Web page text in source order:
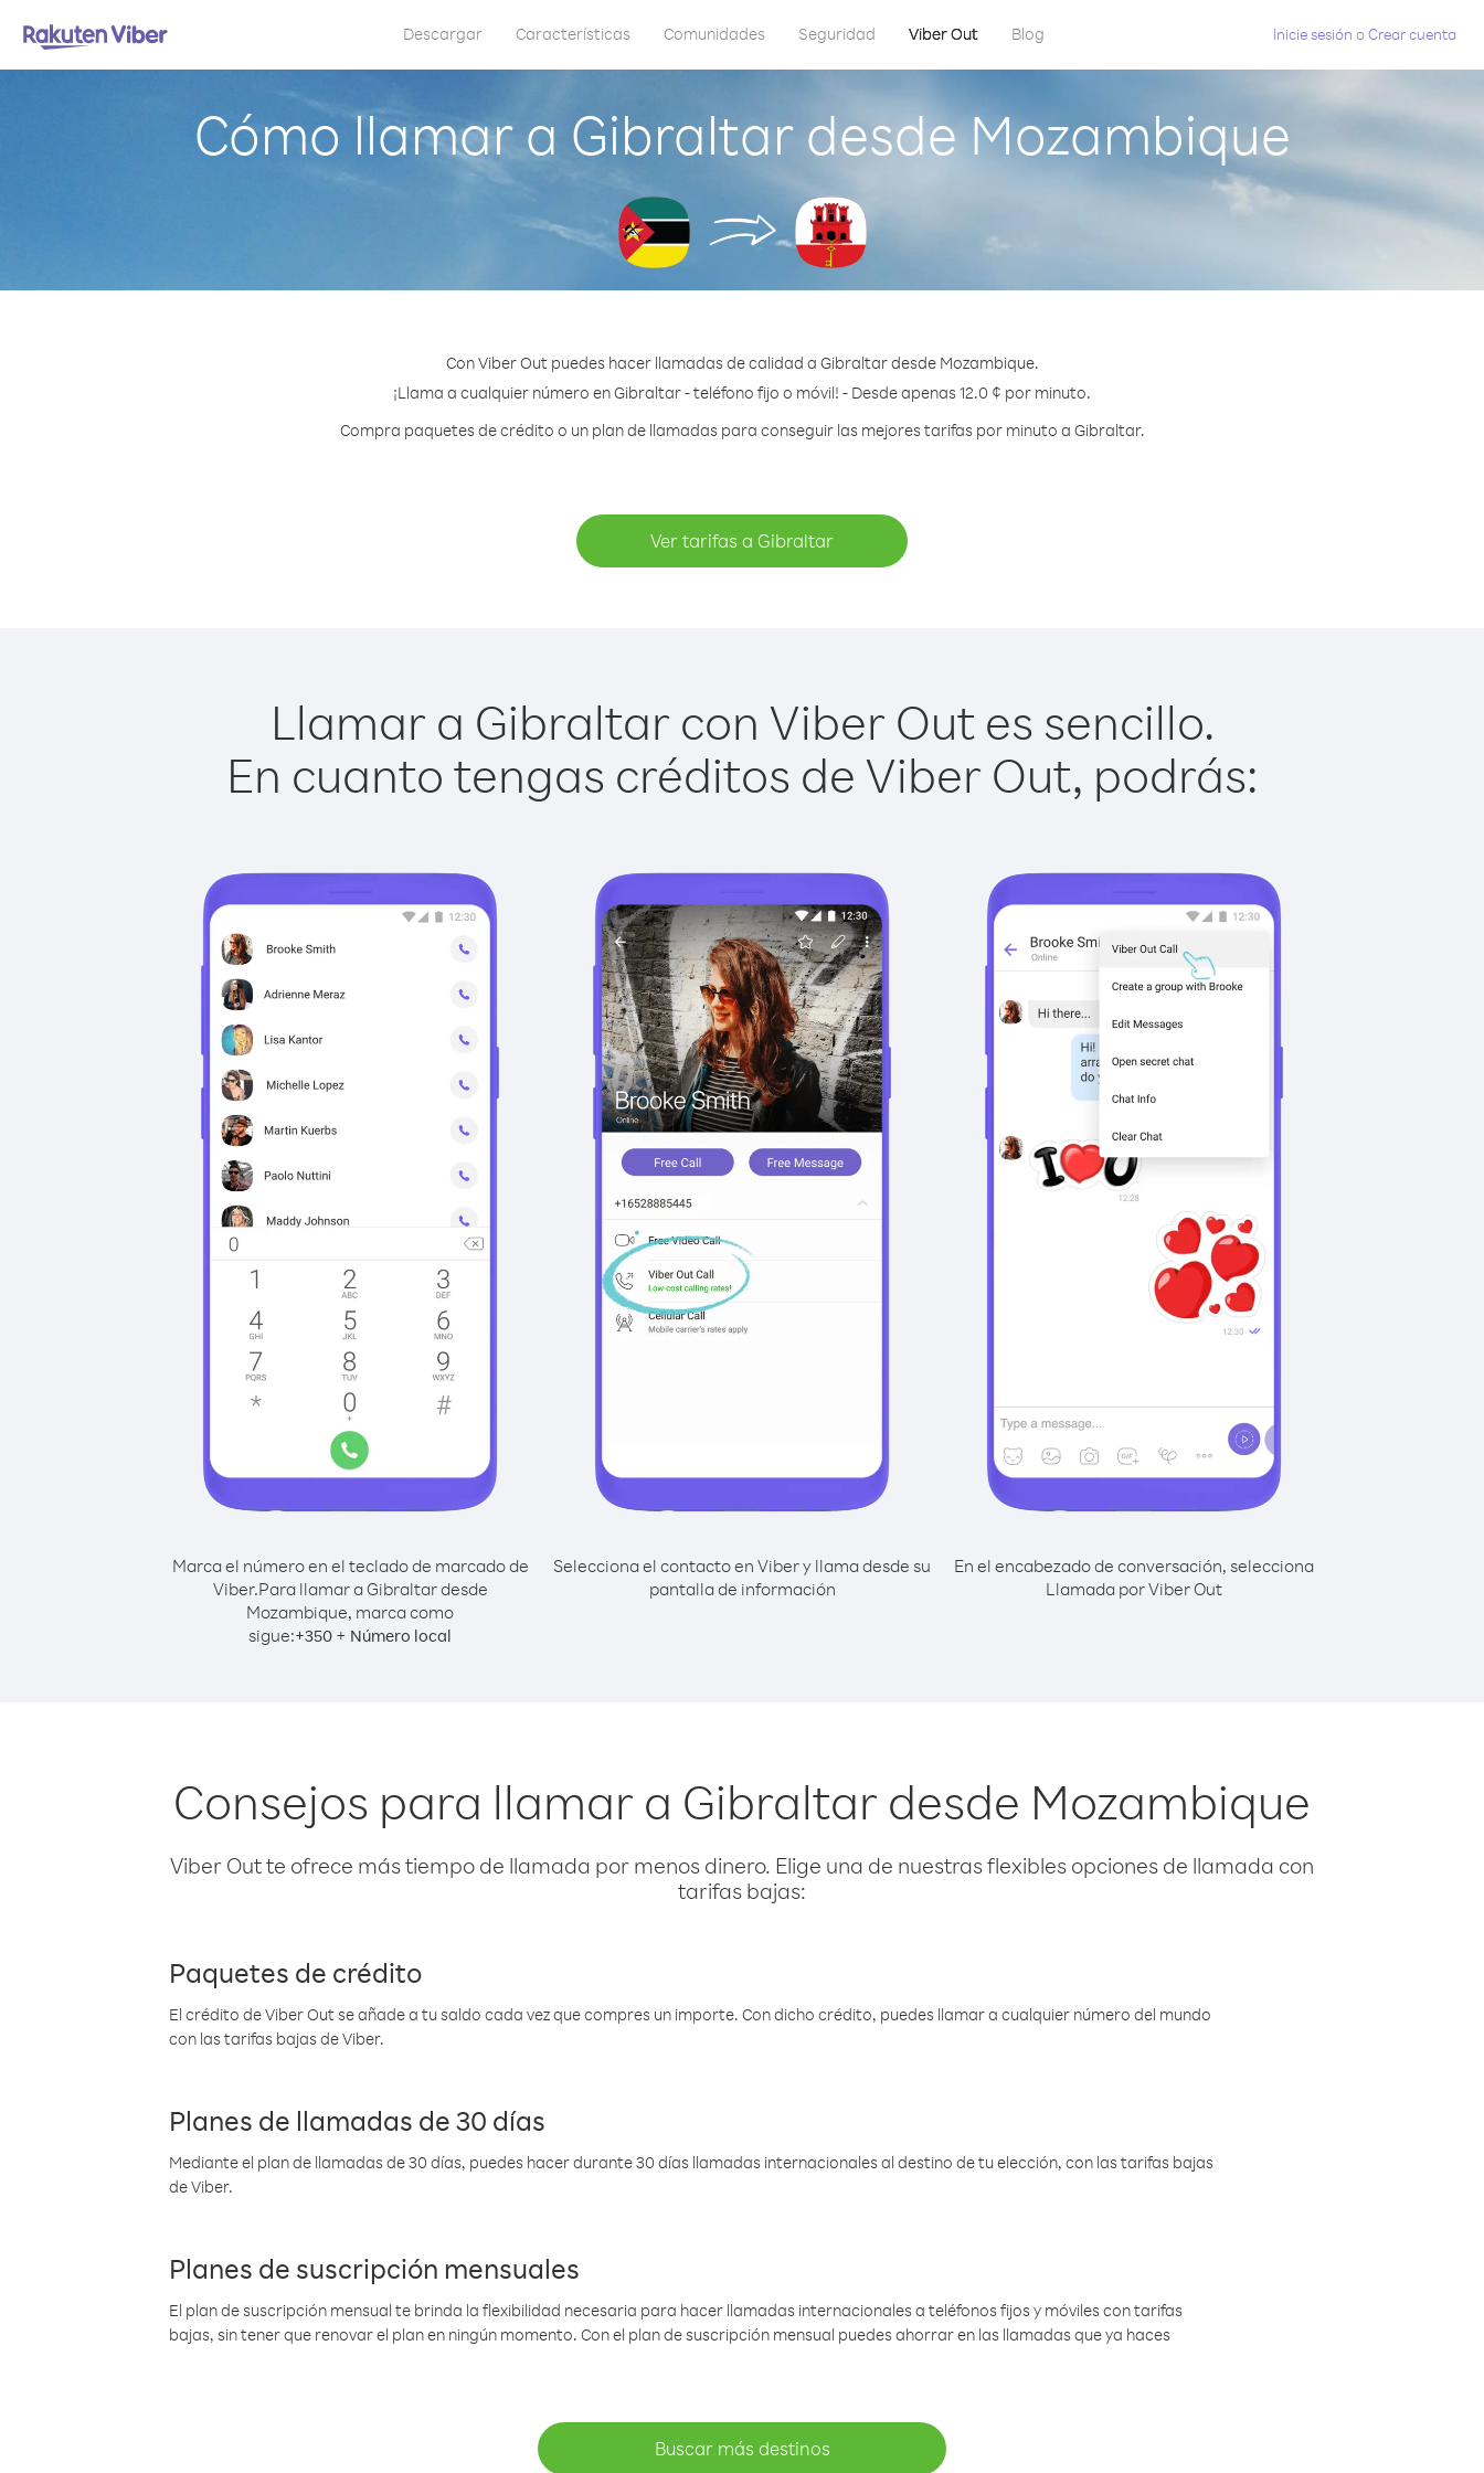
Descargar Características Comunidades Seguridad Viber Out Blog Inicie sesión oCrear cuenta
Cómo llamar a Gibraltar desde Mozambique
Con Viber Out puedes hacer llamadas de calidad a Gibraltar desde Mozambique.
¡Llama a cualquier número en Gibraltar - teléfono fijo o móvil! - Desde apenas 12.0 ¢ por minuto.
Compra paquetes de crédito o un plan de llamadas para conseguir las mejores tarifas por minuto a Gibraltar.
Ver tarifas a Gibraltar
Llamar a Gibraltar con Viber Out es sencillo.
En cuanto tengas créditos de Viber Out, podrás:
Marca el número en el teclado de marcado de
Viber.Para llamar a Gibraltar desde
Mozambique, marca como
sigue:+350 + Número local
Selecciona el contacto en Viber y llama desde su
pantalla de información
En el encabezado de conversación, selecciona
Llamada por Viber Out
Consejos para llamar a Gibraltar desde Mozambique
Viber Out te ofrece más tiempo de llamada por menos dinero. Elige una de nuestras flexibles opciones de llamada con
tarifas bajas:
Paquetes de crédito
El crédito de Viber Out se añade a tu saldo cada vez que compres un importe. Con dicho crédito, puedes llamar a cualquier número del mundo
con las tarifas bajas de Viber.
Planes de llamadas de 30 días
Mediante el plan de llamadas de 30 días, puedes hacer durante 30 días llamadas internacionales al destino de tu elección, con las tarifas bajas
de Viber.
Planes de suscripción mensuales
El plan de suscripción mensual te brinda la flexibilidad necesaria para hacer llamadas internacionales a teléfonos fijos y móviles con tarifas
bajas, sin tener que renovar el plan en ningún momento. Con el plan de suscripción mensual puedes ahorrar en las llamadas que ya haces
Buscar más destinos